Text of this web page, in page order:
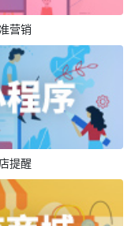
营销
提醒